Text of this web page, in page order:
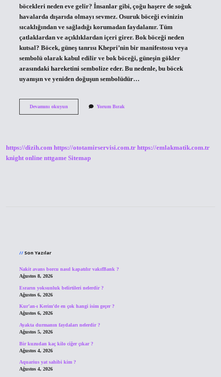
böcekleri neden eve gelir? İnsanlar gibi, çoğu haşere de soğuk
havalarda dışarıda olmayı sevmez. Osuruk böceği evinizin
sıcaklığından ve sağladığı korumadan faydalanır. Tüm
çatlaklardan ve açıklıklardan içeri girer. Bok böceği neden
kutsal? Böcek, güneş tanrısı Khepri’nin bir manifestosu veya
sembolü olarak kabul edilir ve bok böceği, güneşin gökler
arasındaki hareketini sembolize eder. Bu nedenle, bu böcek
uyanışın ve yeniden doğuşun sembolüdür…
Devamını okuyunBok
Yorum Bırak
https://dizih.com https://ototamirservisi.com.tr https://emlakmatik.com.tr
knight online nttgame Sitemap
Son Yazılar
Nakit avans borcu nasıl kapatılır vakıfBank ?
Ağustos 8, 2026
Esrarın yoksunluk belirtileri nelerdir ?
Ağustos 6, 2026
Kur’an-ı Kerim’de en çok hangi isim geçer ?
Ağustos 6, 2026
Ayakta durmanın faydaları nelerdir ?
Ağustos 5, 2026
Bir kuzudan kaç kilo ciğer çıkar ?
Ağustos 4, 2026
Aquarius yat sahibi kim ?
Ağustos 4, 2026